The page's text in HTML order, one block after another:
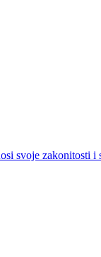
svoje zakonitosti i